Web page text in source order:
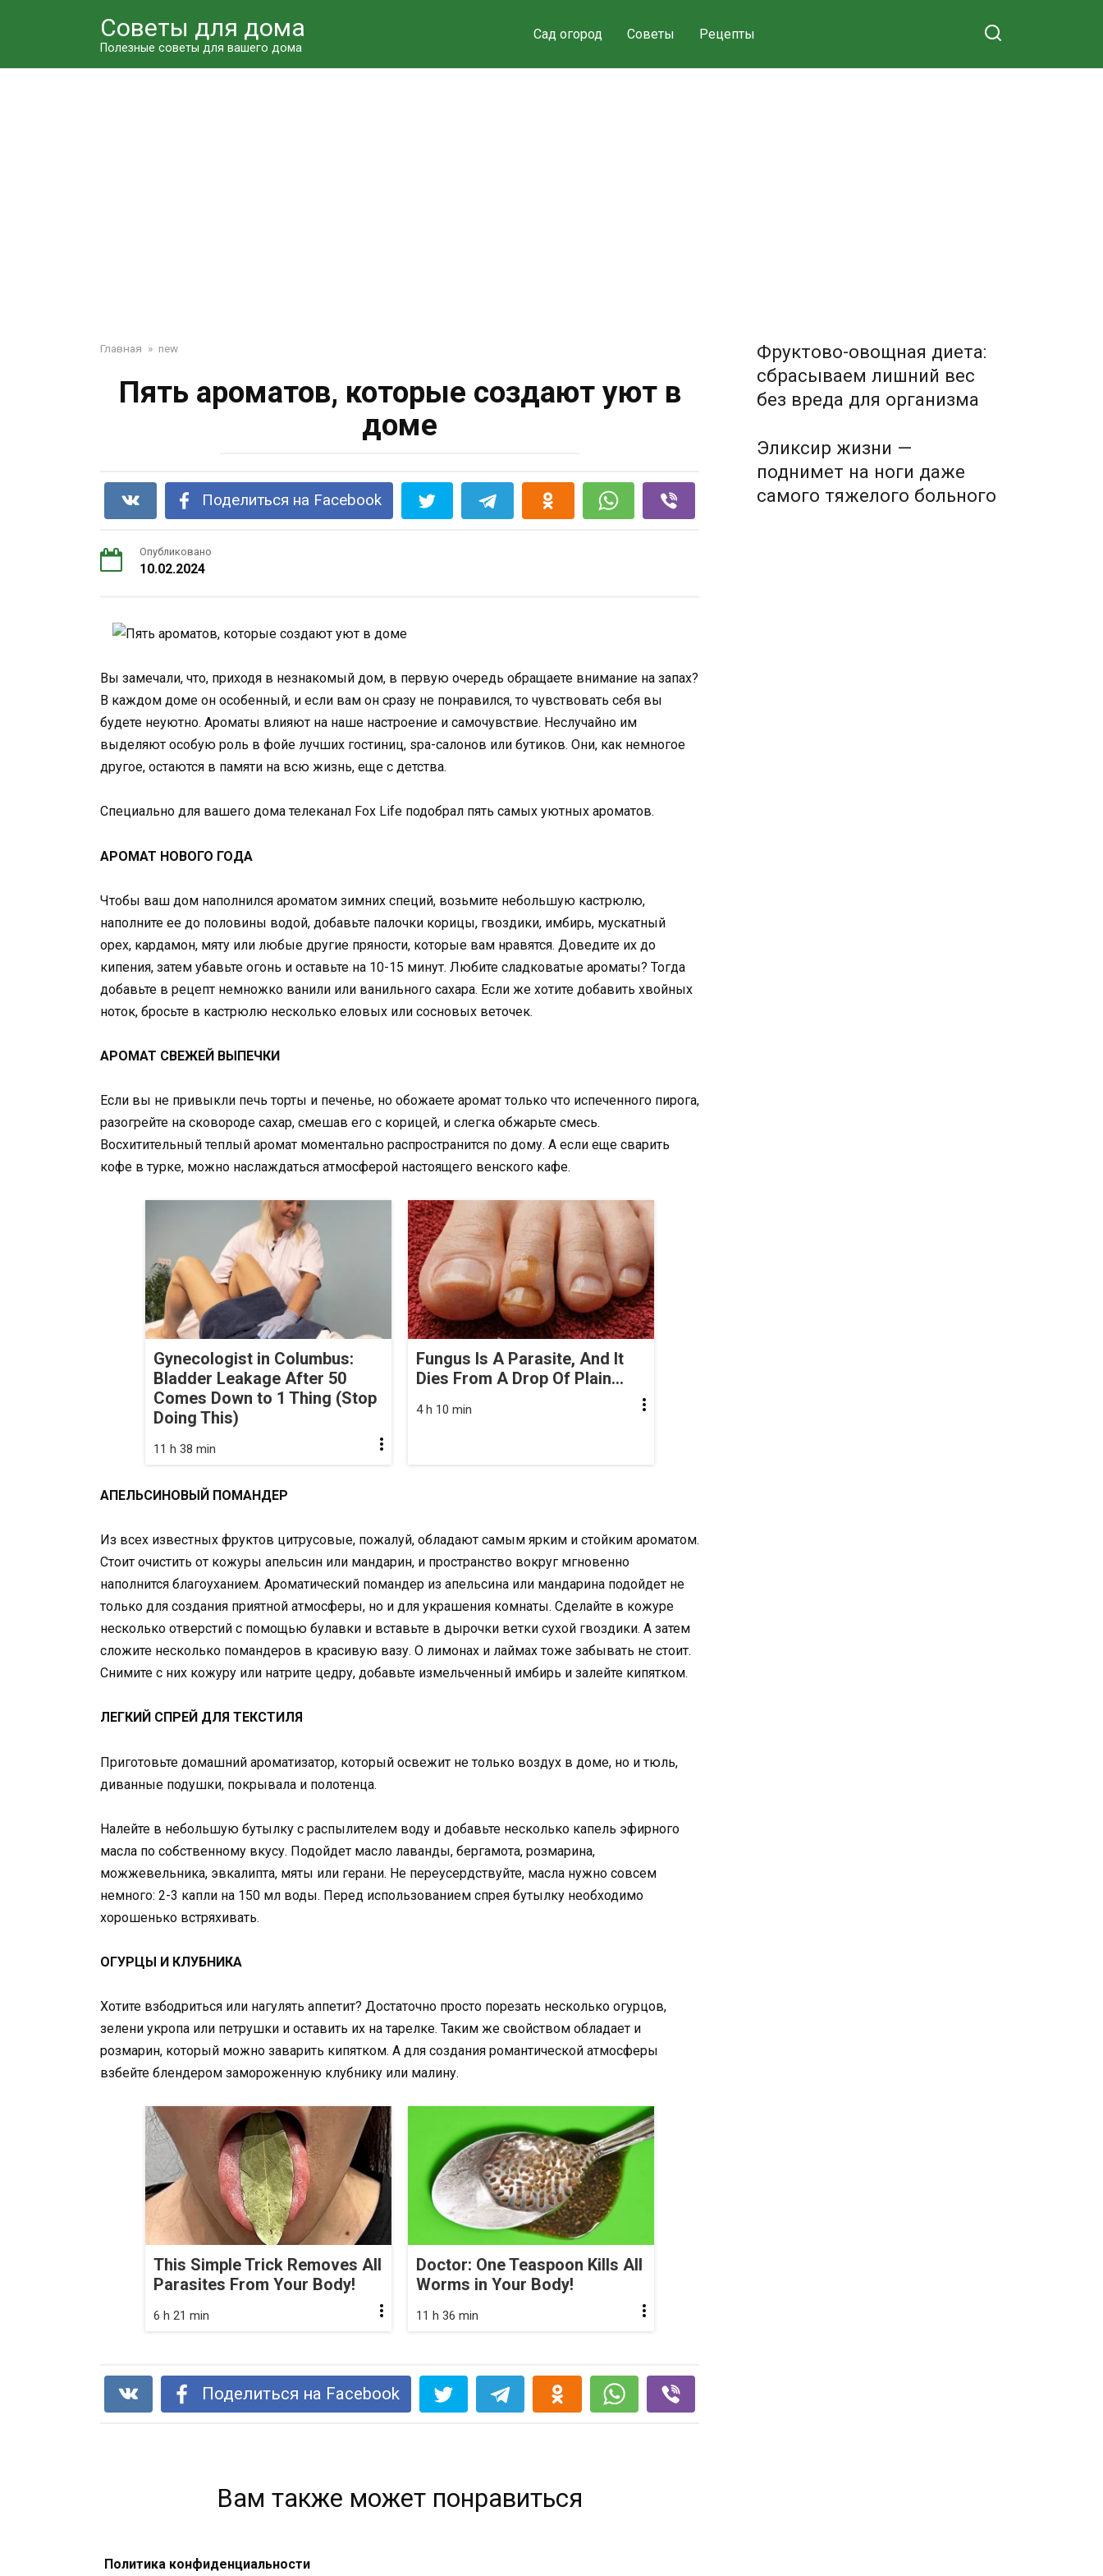
Советы для дома
Полезные советы для вашего дома
Сад огород Советы Рецепты
Главная » new
Пять ароматов, которые создают уют в
доме
Поделиться на Facebook
Опубликовано
10.02.2024
Вы замечали, что, приходя в незнакомый дом, в первую очередь обращаете внимание на запах?
В каждом доме он особенный, и если вам он сразу не понравился, то чувствовать себя вы
будете неуютно. Ароматы влияют на наше настроение и самочувствие. Неслучайно им
выделяют особую роль в фойе лучших гостиниц, spa-салонов или бутиков. Они, как немногое
другое, остаются в памяти на всю жизнь, еще с детства.
Специально для вашего дома телеканал Fox Life подобрал пять самых уютных ароматов.
АРОМАТ НОВОГО ГОДА
Чтобы ваш дом наполнился ароматом зимних специй, возьмите небольшую кастрюлю,
наполните ее до половины водой, добавьте палочки корицы, гвоздики, имбирь, мускатный
орех, кардамон, мяту или любые другие пряности, которые вам нравятся. Доведите их до
кипения, затем убавьте огонь и оставьте на 10-15 минут. Любите сладковатые ароматы? Тогда
добавьте в рецепт немножко ванили или ванильного сахара. Если же хотите добавить хвойных
ноток, бросьте в кастрюлю несколько еловых или сосновых веточек.
АРОМАТ СВЕЖЕЙ ВЫПЕЧКИ
Если вы не привыкли печь торты и печенье, но обожаете аромат только что испеченного пирога,
разогрейте на сковороде сахар, смешав его с корицей, и слегка обжарьте смесь.
Восхитительный теплый аромат моментально распространится по дому. А если еще сварить
кофе в турке, можно наслаждаться атмосферой настоящего венского кафе.
Gynecologist in Columbus:
Bladder Leakage After 50
Comes Down to 1 Thing (Stop
Doing This)
11 h 38 min
Fungus Is A Parasite, And It
Dies From A Drop Of Plain...
4 h 10 min
АПЕЛЬСИНОВЫЙ ПОМАНДЕР
Из всех известных фруктов цитрусовые, пожалуй, обладают самым ярким и стойким ароматом.
Стоит очистить от кожуры апельсин или мандарин, и пространство вокруг мгновенно
наполнится благоуханием. Ароматический помандер из апельсина или мандарина подойдет не
только для создания приятной атмосферы, но и для украшения комнаты. Сделайте в кожуре
несколько отверстий с помощью булавки и вставьте в дырочки ветки сухой гвоздики. А затем
сложите несколько помандеров в красивую вазу. О лимонах и лаймах тоже забывать не стоит.
Снимите с них кожуру или натрите цедру, добавьте измельченный имбирь и залейте кипятком.
ЛЕГКИЙ СПРЕЙ ДЛЯ ТЕКСТИЛЯ
Приготовьте домашний ароматизатор, который освежит не только воздух в доме, но и тюль,
диванные подушки, покрывала и полотенца.
Налейте в небольшую бутылку с распылителем воду и добавьте несколько капель эфирного
масла по собственному вкусу. Подойдет масло лаванды, бергамота, розмарина,
можжевельника, эвкалипта, мяты или герани. Не переусердствуйте, масла нужно совсем
немного: 2-3 капли на 150 мл воды. Перед использованием спрея бутылку необходимо
хорошенько встряхивать.
ОГУРЦЫ И КЛУБНИКА
Хотите взбодриться или нагулять аппетит? Достаточно просто порезать несколько огурцов,
зелени укропа или петрушки и оставить их на тарелке. Таким же свойством обладает и
розмарин, который можно заварить кипятком. А для создания романтической атмосферы
взбейте блендером замороженную клубнику или малину.
This Simple Trick Removes All
Parasites From Your Body!
6 h 21 min
Doctor: One Teaspoon Kills All
Worms in Your Body!
11 h 36 min
Поделиться на Facebook
Вам также может понравиться
Пейте лимонную воду вместо
Фруктово-овощная диета:
сбрасываем лишний вес
без вреда для организма
Эликсир жизни —
поднимет на ноги даже
самого тяжелого больного
Политика конфиденциальности